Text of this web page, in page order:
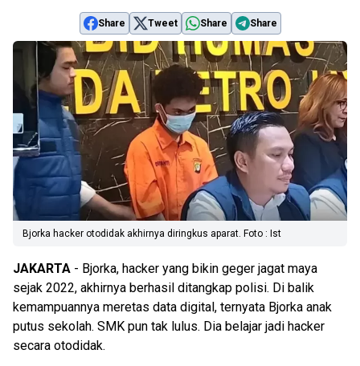
Share Tweet Share Share
Bjorka hacker otodidak akhirnya diringkus aparat. Foto : Ist
JAKARTA - Bjorka, hacker yang bikin geger jagat maya
sejak 2022, akhirnya berhasil ditangkap polisi. Di balik
kemampuannya meretas data digital, ternyata Bjorka anak
putus sekolah. SMK pun tak lulus. Dia belajar jadi hacker
secara otodidak.